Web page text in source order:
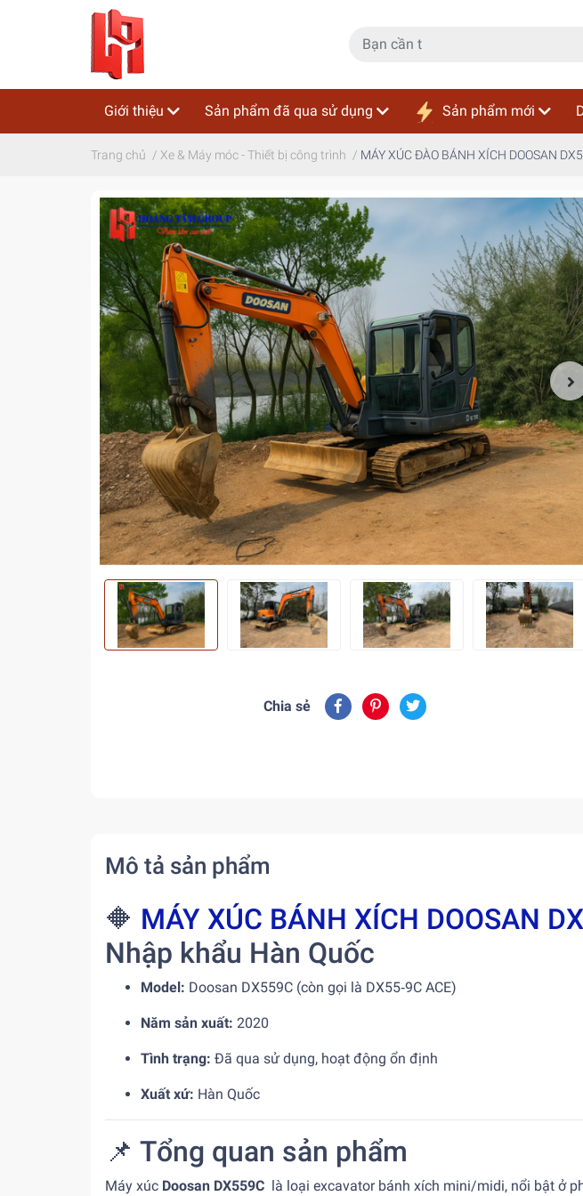
Giới thiệu Sản phẩm đã qua sử dụng Sản phẩm mới
Trang chủ / Xe & Máy móc - Thiết bị công trình / MÁY XÚC ĐÀO BÁNH XÍCH DOOSAN
Chia sẻ
Mô tả sản phẩm
🔶 MÁY XÚC BÁNH XÍCH DOOSAN
Nhập khẩu Hàn Quốc
Model: Doosan DX559C (còn gọi là DX55‑9C ACE)
Năm sản xuất: 2020
Tình trạng: Đã qua sử dụng, hoạt động ổn định
Xuất xứ: Hàn Quốc
📌 Tổng quan sản phẩm
Máy xúc Doosan DX559C là loại excavator bánh xích mini/midi, nổi bật ở